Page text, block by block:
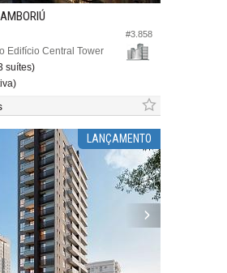
#3.858
Edifício Central Tower
suítes)
LANÇAMENTO